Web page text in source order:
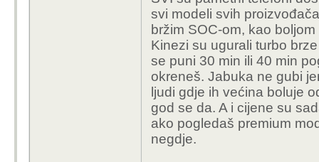
flagship
Moj S24 Ultra je u toj
FHD+, dobijem
potpunosti unisten s
svoj zivot u maskici).
Fold serija je i dalje
svi modeli svih
bržim SOC-om, kao
Kinezi su ugurali turbo
se puni 30 min ili 40 min
okreneš. Jabuka ne gubi
ljudi gdje ih većina boluje
god se da. A i cijene su
ako pogledaš premium
negdje.